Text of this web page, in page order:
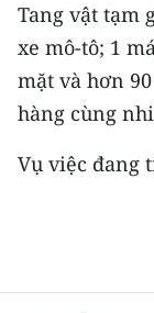
Chuyên trang
Chuyên trang
CHUYÊN ĐỀ
CÁC CHUYÊN
Tang vật tạm
xe mô-tô; 1
mặt và hơn
hàng cùng
Vụ việc đang